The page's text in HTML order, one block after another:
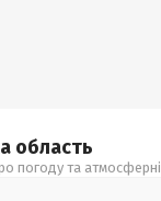
область
погоду та